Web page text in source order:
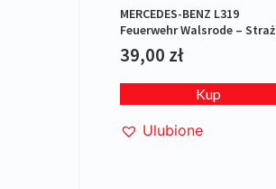
MERCEDES-BENZ L319
Feuerwehr Walsrode – Straż
pożarna
39,00 zł
Kup
Ulubione